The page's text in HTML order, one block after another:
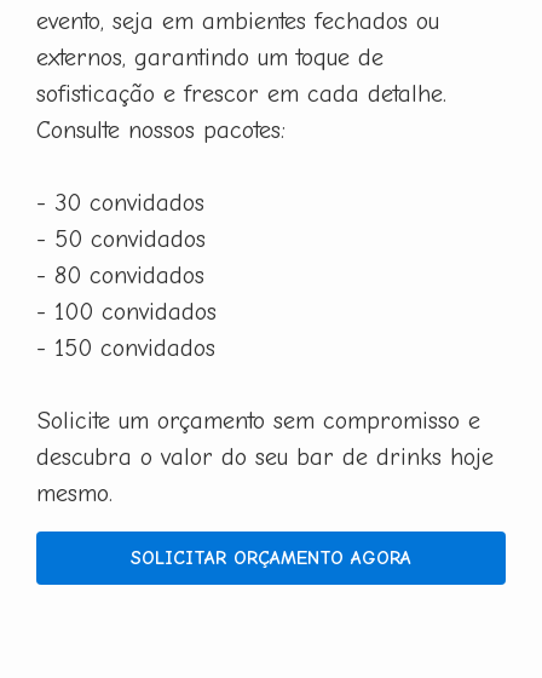
evento, seja em ambientes fechados ou
externos, garantindo um toque de
sofisticação e frescor em cada detalhe.
Consulte nossos pacotes:
- 30 convidados
- 50 convidados
- 80 convidados
- 100 convidados
- 150 convidados
Solicite um orçamento sem compromisso e
descubra o valor do seu bar de drinks hoje
mesmo.
SOLICITAR ORÇAMENTO AGORA